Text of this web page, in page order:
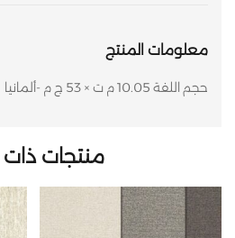
معلومات المنتج
حجم اللفة 10.05 م ت × 53 ج م -ألمانيا
منتجات